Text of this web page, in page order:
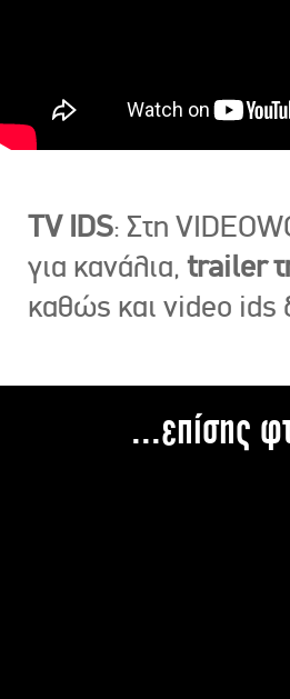
TV IDS: Στη
για κανάλια, trailer
καθώς και video ids
...επίσης